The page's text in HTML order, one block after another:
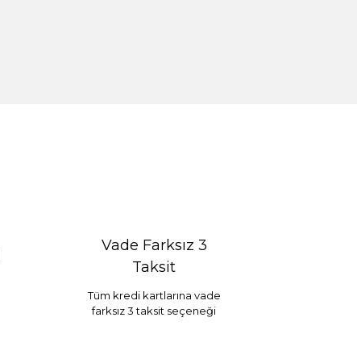
Vade Farksız 3
Taksit
Tüm kredi kartlarına vade
farksız 3 taksit seçeneği